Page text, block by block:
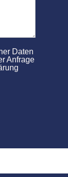
Daten
Anfrage